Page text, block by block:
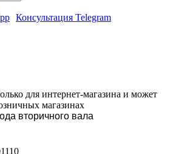
Консультация Telegram
для интернет-магазина и может
магазинах
вторичного вала